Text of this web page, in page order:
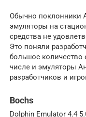
Обычно поклонники
эмуляторы на
средства не
Это поняли
большое
числе и эмуляторы
разработчиков и
Bochs
Dolphin Emulator 4.4